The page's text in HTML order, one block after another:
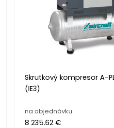
Skrutkový kompresor A-
(IE3)
na objednávku
8 235.62 €